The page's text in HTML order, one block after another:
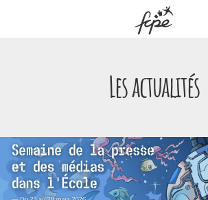
Les actualités
Panneau de gestion des cookies